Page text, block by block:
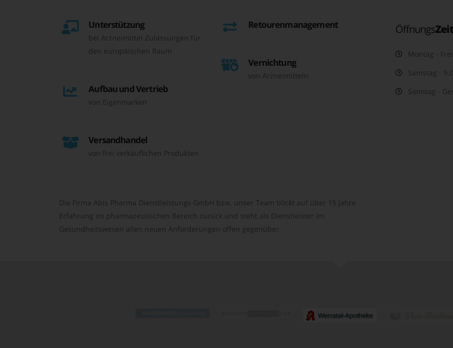
Unterstützung
bei Arzneimittel-Zulassungen für
den europäischen Raum
Aufbau und Vertrieb
von Eigenmarken
Versandhandel
von frei verkäuflichen Produkten
Retourenmanagement
Vernichtung
von Arzneimitteln
Die Firma Abis Pharma Dienstleistungs GmbH bzw. unser Team blickt auf über 15 Jahre
Erfahrung im pharmazeutischen Bereich zurück und steht als Dienstleister im
Gesundheitswesen allen neuen Anforderungen offen gegenüber.
Öffnungs
Montag -
Samstag -
Sonntag -